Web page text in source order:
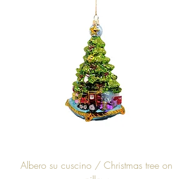
Albero su cuscino / Christmas tree on